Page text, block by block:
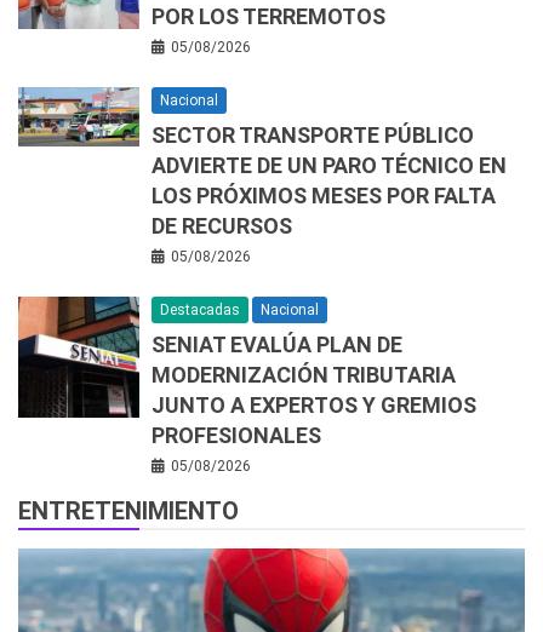
POR LOS TERREMOTOS
05/08/2026
Nacional
SECTOR TRANSPORTE PÚBLICO
ADVIERTE DE UN PARO TÉCNICO EN
LOS PRÓXIMOS MESES POR FALTA
DE RECURSOS
05/08/2026
Destacadas Nacional
SENIAT EVALÚA PLAN DE
MODERNIZACIÓN TRIBUTARIA
JUNTO A EXPERTOS Y GREMIOS
PROFESIONALES
05/08/2026
ENTRETENIMIENTO